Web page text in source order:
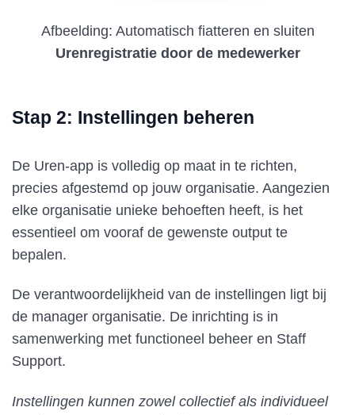
Afbeelding: Automatisch fiatteren en sluiten
Urenregistratie door de medewerker
Stap 2: Instellingen beheren
De Uren-app is volledig op maat in te richten,
precies afgestemd op jouw organisatie. Aangezien
elke organisatie unieke behoeften heeft, is het
essentieel om vooraf de gewenste output te
bepalen.
De verantwoordelijkheid van de instellingen ligt bij
de manager organisatie. De inrichting is in
samenwerking met functioneel beheer en Staff
Support.
Instellingen kunnen zowel collectief als individueel